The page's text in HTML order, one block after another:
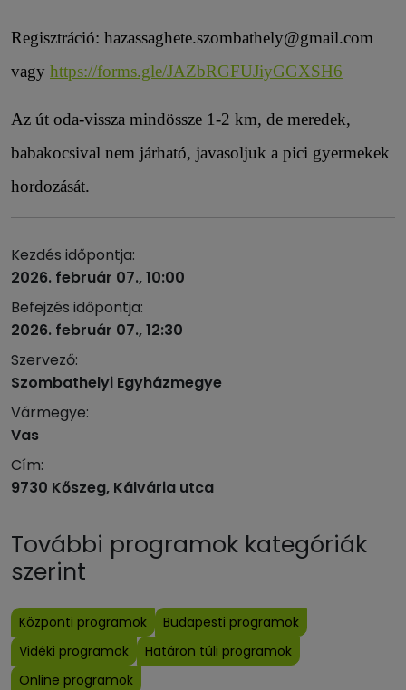
Regisztráció: hazassaghete.szombathely@gmail.com
vagy https://forms.gle/JAZbRGFUJiyGGXSH6
Az út oda-vissza mindössze 1-2 km, de meredek,
babakocsival nem járható, javasoljuk a pici gyermekek
hordozását.
Kezdés időpontja:
2026. február 07., 10:00
Befejzés időpontja:
2026. február 07., 12:30
Szervező:
Szombathelyi Egyházmegye
Vármegye:
Vas
Cím:
9730 Kőszeg, Kálvária utca
További programok kategóriák
szerint
Központi programok
Budapesti programok
Vidéki programok
Határon túli programok
Online programok